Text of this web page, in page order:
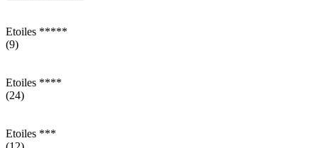
Etoiles *****
(9)
Etoiles ****
(24)
Etoiles ***